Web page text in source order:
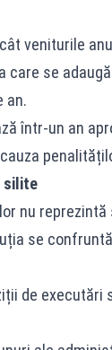
veniturile
se
an.
într-un an
silite
nu
se
de